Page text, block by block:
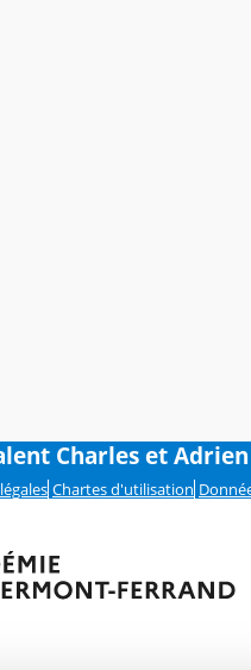
Charles et
Chartes d'utilisation